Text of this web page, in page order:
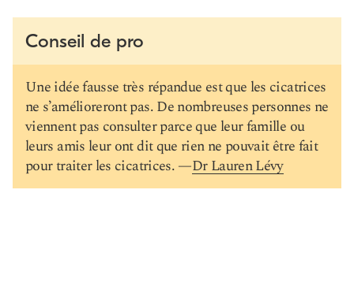
Conseil de pro
Une idée fausse très répandue est que les cicatrices
ne s’amélioreront pas. De nombreuses personnes ne
viennent pas consulter parce que leur famille ou
leurs amis leur ont dit que rien ne pouvait être fait
pour traiter les cicatrices. —Dr Lauren Lévy